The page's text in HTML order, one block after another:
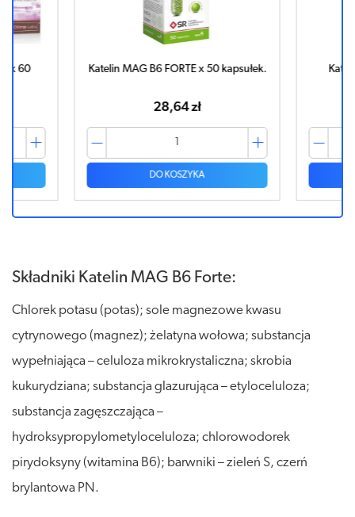
x 60 Katelin MAG B6 FORTE x 50 kapsułek.
28,64 zł
DO KOSZYKA
Składniki Katelin MAG B6 Forte:
Chlorek potasu (potas); sole magnezowe kwasu
cytrynowego (magnez); żelatyna wołowa; substancja
wypełniająca – celuloza mikrokrystaliczna; skrobia
kukurydziana; substancja glazurująca – etyloceluloza;
substancja zagęszczająca –
hydroksypropylometyloceluloza; chlorowodorek
pirydoksyny (witamina B6); barwniki – zieleń S, czerń
brylantowa PN.